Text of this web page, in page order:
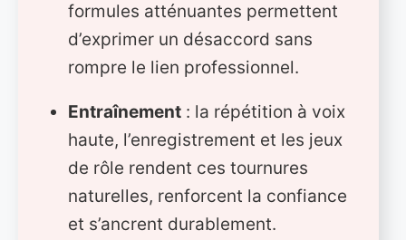
formules atténuantes permettent
d’exprimer un désaccord sans
rompre le lien professionnel.
Entraînement : la répétition à voix
haute, l’enregistrement et les jeux
de rôle rendent ces tournures
naturelles, renforcent la confiance
et s’ancrent durablement.